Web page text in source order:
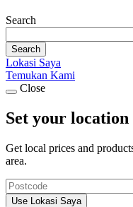
Search
Search
Lokasi Saya
Temukan Kami
Close
Set your location
Get local prices and
area.
Use Lokasi Saya